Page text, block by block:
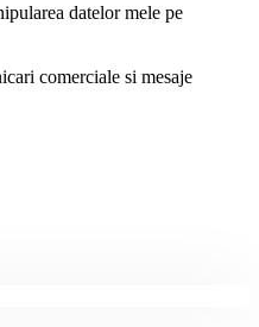
datelor mele pe
comerciale si mesaje